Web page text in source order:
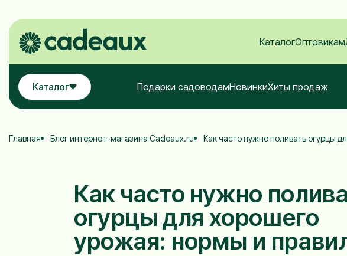
КаталогОптовикам
Каталог Подарки садоводамНовинкиХиты продаж
Главная Блог интернет-магазина Cadeaux.ru Как часто нужно поливать огурцы
Как часто нужно
огурцы для хорошего
урожая: нормы и